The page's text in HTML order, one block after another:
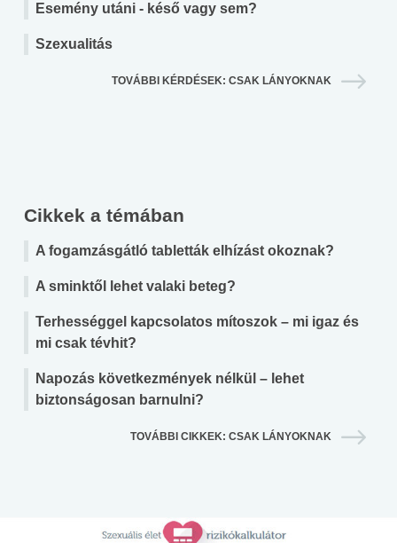
Esemény utáni - késő vagy sem?
Szexualitás
TOVÁBBI KÉRDÉSEK: CSAK LÁNYOKNAK
Cikkek a témában
A fogamzásgátló tabletták elhízást okoznak?
A sminktől lehet valaki beteg?
Terhességgel kapcsolatos mítoszok – mi igaz és
mi csak tévhit?
Napozás következmények nélkül – lehet
biztonságosan barnulni?
TOVÁBBI CIKKEK: CSAK LÁNYOKNAK